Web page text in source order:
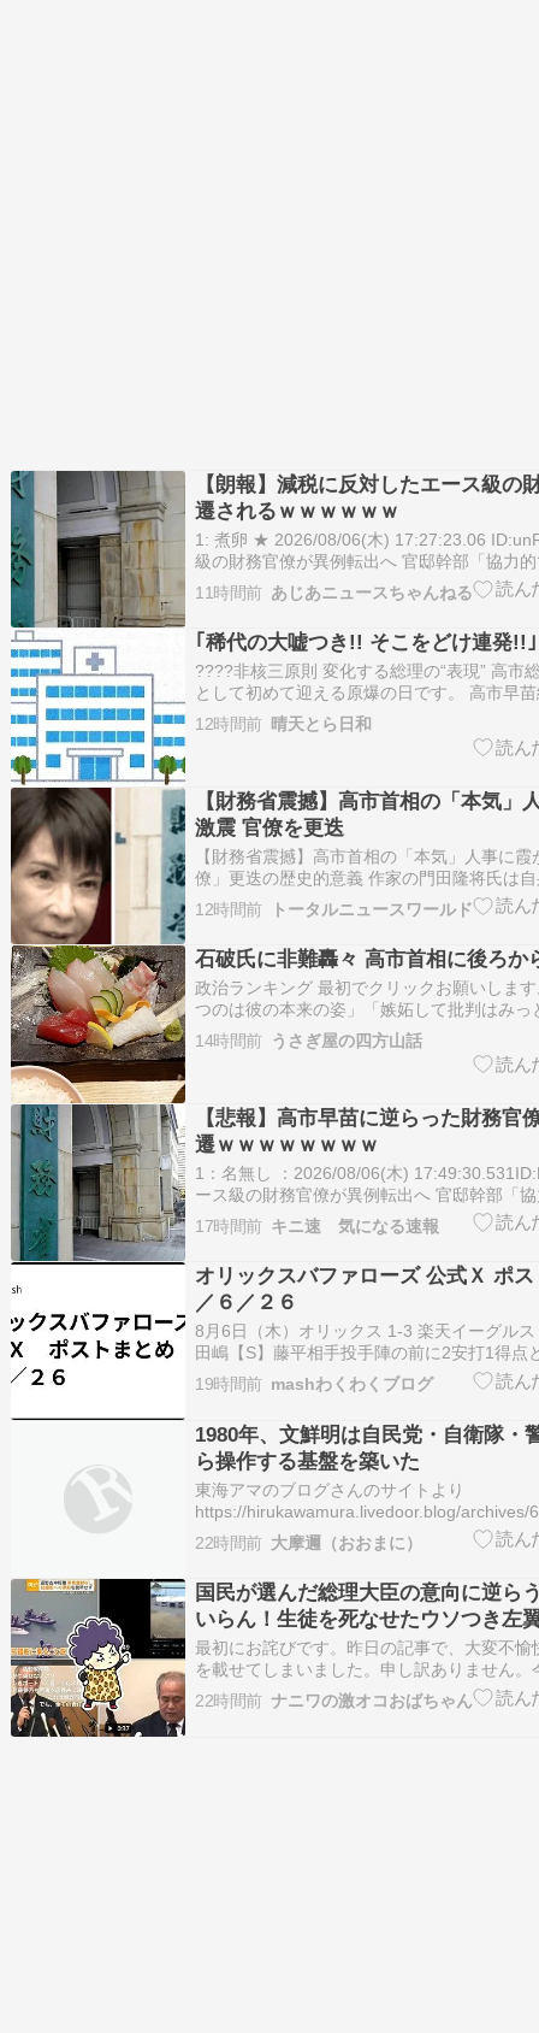
【朗報】減税に反対したエース級の
遷されるｗｗｗｗｗｗ
1: 煮卵 ★ 2026/08/06(木) 17:27:23.06
級の財務官僚が異例転出へ 官邸幹部「協力
ら」 https://t.co/wNdQQ3NJNL— 朝日新聞
(@asahi) August…
11時間前 あじあニュースちゃんねる
｢稀代の大嘘つき!! そこをどけ連発!!｣
????非核三原則 変化する総理の“表現” 高市
として初めて迎える原爆の日です。 高市早
島及び長崎にもたらされた原子爆弾による惨
の筆舌に尽くしがたい苦しみは、二度と繰り
ません。我が国は『非核三原則』を堅持し
12時間前 晴天とら日和
【財務省震撼】高市首相の「本気」
激震 官僚を更迭
【財務省震撼】高市首相の「本気」人事に
僚」更迭の歴史的意義 作家の門田隆将氏は
画にて、財務省内で「将来の事務次官候補（
されていた主計局次長の一松旬（ひとつまつ
12時間前 トータルニュースワールド
石破氏に非難轟々 高市首相に後ろか
政治ランキング 最初でクリックお願いしま
つのは彼の本来の姿」「嫉妬して批判はみっ
氏に非難轟々 高市首相に後ろから〝鉄砲〟
点となっていた改正皇室典範や国旗損壊罪法
市早苗首相を後ろから〝鉄砲〟を撃って攻
14時間前 うさぎ屋の四方山話
【悲報】高市早苗に逆らった財務官
遷ｗｗｗｗｗｗｗｗ
1：名無し ：2026/08/06(木)
ース級の財務官僚が異例転出へ 官邸幹部「
から」 ヤフーニュース 7日発表予定の財務
んでいる。将来の次官候補と言われている一
17時間前 キニ速 気になる速報
オリックスバファローズ 公式Ｘ ポ
／６／２６
8月︎6日（木）オリックス 1-3 楽天イーグル
田嶋【S】藤平相手投手陣の前に2安打1得点
勝ストップhttps://t.co/u40dlqaYwX◇ 岸田 護
投手は）初回に1発は浴びましたけど、球自
19時間前 mashわくわくブログ
1980年、文鮮明は自民党・自衛隊・
ら操作する基盤を築いた
東海アマのブログさんのサイトより
https://hirukawamura.livedoor.blog/archives/
転載開始＞
https://x.com/chanu_doukon/status/
22時間前 大摩邇（おおまに）
国民が選んだ総理大臣の意向に逆ら
いらん！生徒を死なせたウソつき左
も！
最初にお詫びです。昨日の記事で、大変不愉
を載せてしまいました。申し訳ありません。
ます。。。 さて、明日発表される予定やっ
漏れた？みたいです（エース級の財務官僚が
22時間前 ナニワの激オコおばちゃん